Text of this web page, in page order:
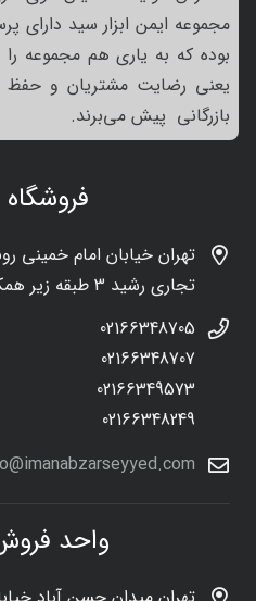
تهران خیابان امام خمینی
تجاری رشید 3 طبقه زیر همکف پلاک 12
02166348705
02166348707
02166349573
02166348249
واحد
مجموعه ایمن ابزار سید
بوده که به یاری هم مجموعه
یعنی رضایت مشتریان و حفظ
بازرگانی پیش می‌برند.